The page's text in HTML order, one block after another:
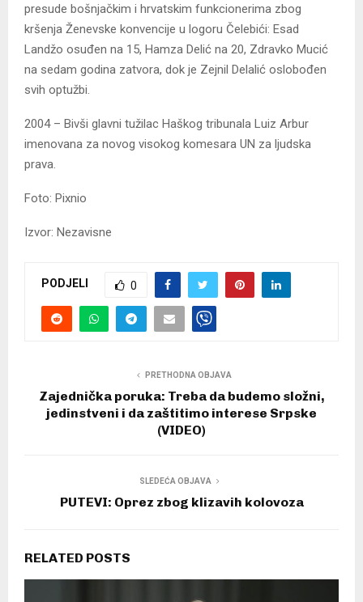
presude bošnjačkim i hrvatskim funkcionerima zbog
kršenja Ženevske konvencije u logoru Čelebići: Esad
Landžo osuđen na 15, Hamza Delić na 20, Zdravko Mucić
na sedam godina zatvora, dok je Zejnil Delalić oslobođen
svih optužbi.
2004 – Bivši glavni tužilac Haškog tribunala Luiz Arbur
imenovana za novog visokog komesara UN za ljudska
prava.
Foto: Pixnio
Izvor: Nezavisne
PODJELI 0
PRETHODNA OBJAVA
Zajednička poruka: Treba da budemo složni,
jedinstveni i da zaštitimo interese Srpske
(VIDEO)
SLEDEĆA OBJAVA
PUTEVI: Oprez zbog klizavih kolovoza
RELATED POSTS